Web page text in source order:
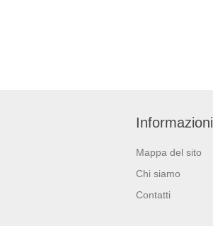
Informazioni
Mappa del sito
Chi siamo
Contatti